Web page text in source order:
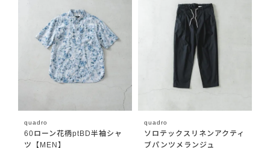
quadro
60ローン花柄ptBD半袖シャ
ツ【MEN】
quadro
ソロテックスリネンアクティ
ブパンツメランジュ